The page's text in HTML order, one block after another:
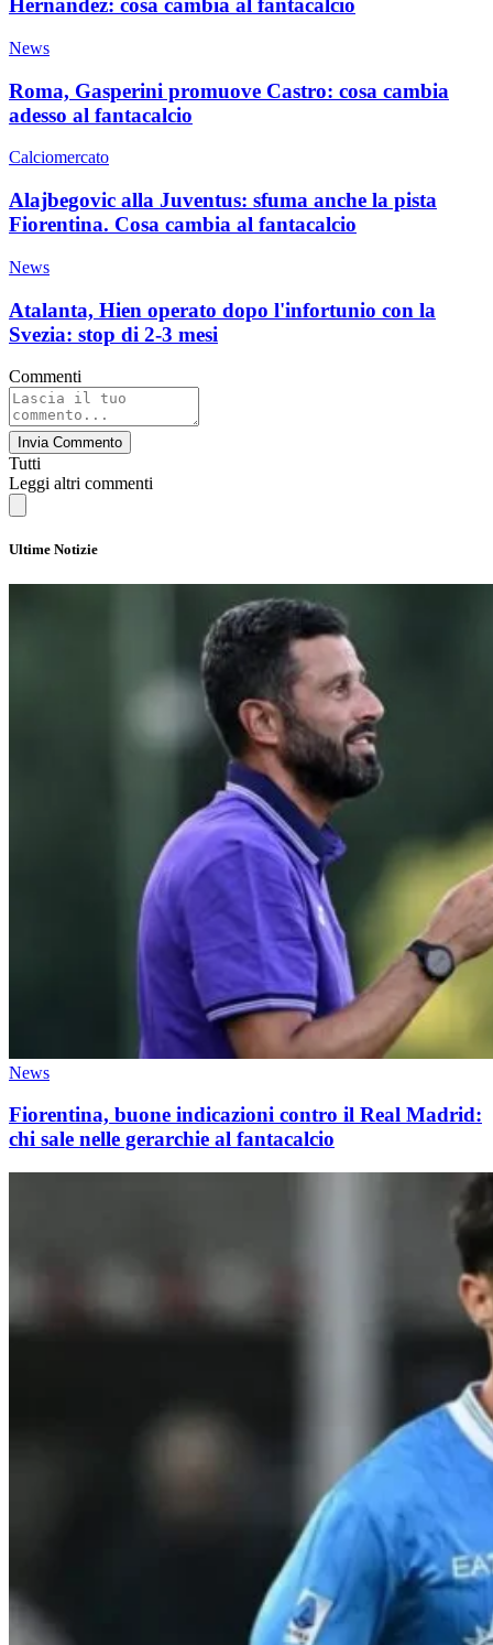
Hernandez: cosa cambia al fantacalcio
News
Roma, Gasperini promuove Castro: cosa cambia
adesso al fantacalcio
Calciomercato
Alajbegovic alla Juventus: sfuma anche la pista
Fiorentina. Cosa cambia al fantacalcio
News
Atalanta, Hien operato dopo l'infortunio con la
Svezia: stop di 2-3 mesi
Commenti
Invia Commento
Tutti
Leggi altri commenti
Ultime Notizie
News
Fiorentina, buone indicazioni contro il Real Madrid:
chi sale nelle gerarchie al fantacalcio